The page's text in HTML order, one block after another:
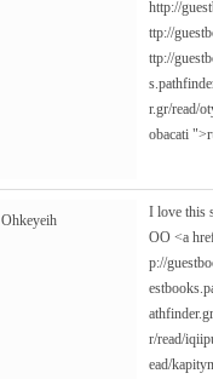
http://
ttp://
ttp://
r.gr/read/
obacati
Ohkeyeih
I love this
OO <a
p://
r/read/
ead/